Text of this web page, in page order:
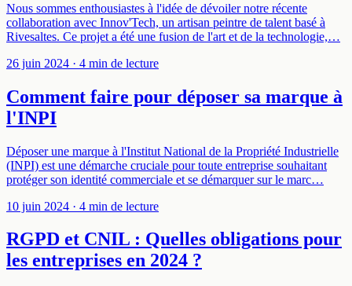
Nous sommes enthousiastes à l'idée de dévoiler notre récente
collaboration avec Innov'Tech, un artisan peintre de talent basé à
Rivesaltes. Ce projet a été une fusion de l'art et de la technologie,…
26 juin 2024 · 4 min de lecture
Comment faire pour déposer sa marque à
l'INPI
Déposer une marque à l'Institut National de la Propriété Industrielle
(INPI) est une démarche cruciale pour toute entreprise souhaitant
protéger son identité commerciale et se démarquer sur le marc…
10 juin 2024 · 4 min de lecture
RGPD et CNIL : Quelles obligations pour
les entreprises en 2024 ?